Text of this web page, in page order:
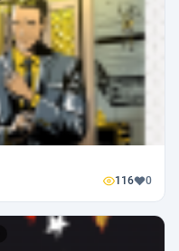
116 0